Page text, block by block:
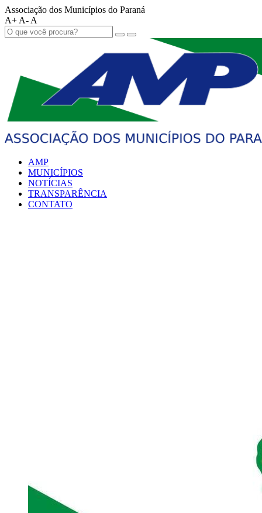
Associação dos Municípios do Paraná
A+ A- A
AMP
MUNICÍPIOS
NOTÍCIAS
TRANSPARÊNCIA
CONTATO